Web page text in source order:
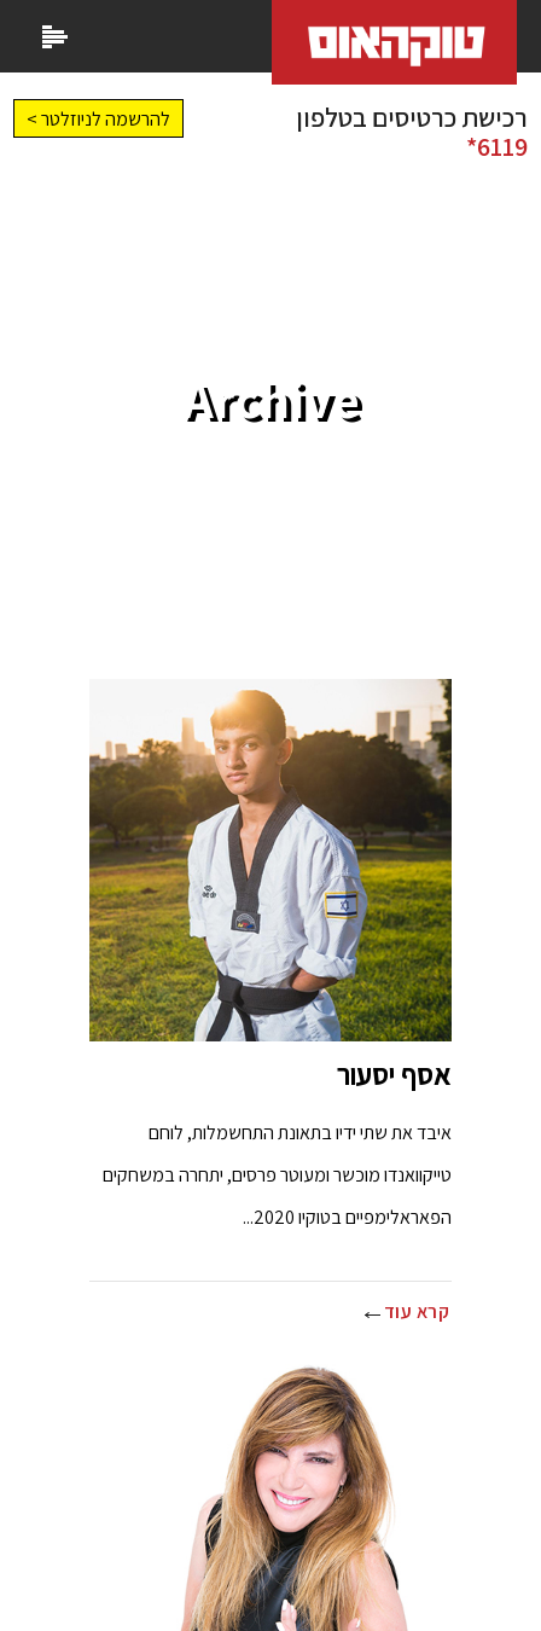
רכישת כרטיסים בטלפון
6119*
להרשמה לניוזלטר >
Archive
אסף יסעור
איבד את שתי ידיו בתאונת התחשמלות, לוחם
טייקוואנדו מוכשר ומעוטר פרסים, יתחרה במשחקים
הפאראלימפיים בטוקיו 2020...
קרא עוד